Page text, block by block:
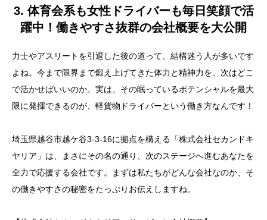
3. 体育会系も女性ドライバーも毎日笑顔で活
躍中！働きやすさ抜群の会社概要を大公開
力士やアスリートを引退した後の道って、結構迷う人が多いです
よね。今まで限界まで鍛え上げてきた体力と精神力を、次はどこ
で活かせばいいのか。実は、その眠っているポテンシャルを最大
限に発揮できるのが、軽貨物ドライバーという働き方なんです！
埼玉県越谷市越ケ谷3-3-16に拠点を構える「株式会社セカンドキ
ヤリア」は、まさにその名の通り、次のステージへ進むあなたを
全力で応援する会社です。まずは私たちがどんな会社なのか、そ
の働きやすさの秘密をたっぷりお伝えしますね。
目次
2. 頑張った分だけお財布が潤う完全成果報酬！株式会
3. 体育会系も女性ドライバーも毎日笑顔で活躍中！働
きやすさ抜群の会社概要を大公開